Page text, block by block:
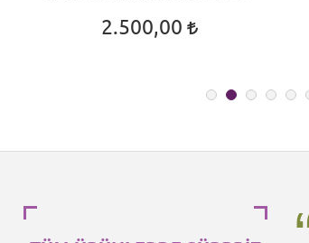
2.500,00